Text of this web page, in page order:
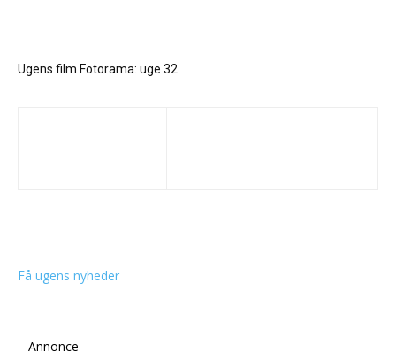
Ugens film Fotorama: uge 32
Få ugens nyheder
– Annonce –